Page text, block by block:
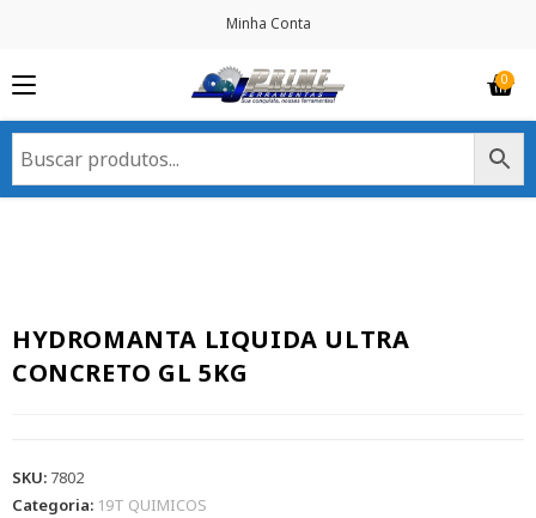
Minha Conta
HYDROMANTA LIQUIDA ULTRA
CONCRETO GL 5KG
SKU: 7802
Categoria: 19T QUIMICOS